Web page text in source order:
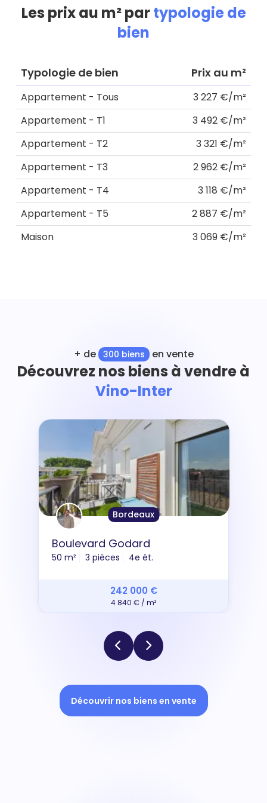
Les prix au m² partypologie de
bien
Typologie de bien Prix au m²
Appartement - Tous
3 227 €/m²
Appartement - T1
3 492 €/m²
Appartement - T2
3 321 €/m²
Appartement - T3
2 962 €/m²
Appartement - T4
3 118 €/m²
Appartement - T5
2 887 €/m²
Maison
3 069 €/m²
+ de 300 biens en vente
Découvrez nos biens à vendre à
Vino-Inter
Bordeaux
Boulevard Godard
50 m² 3 pièces 4e ét.
242 000 €
4 840 € / m²
Découvrir nos biens en vente